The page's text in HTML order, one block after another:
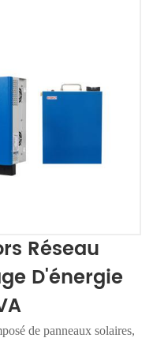
Réseau
D'énergie
de panneaux solaires,